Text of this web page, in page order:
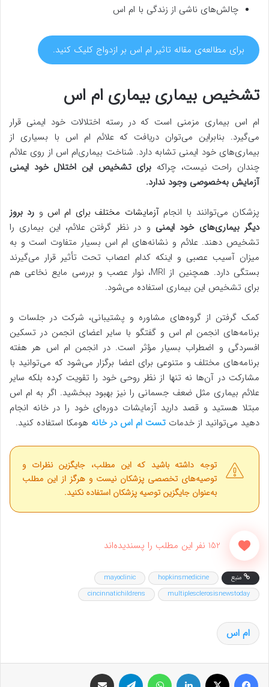
چالش‌های ناشی از زندگی با ام اس
برای مطالعه‌ی مقاله تاثیر ام اس بر ازدواج کلیک کنید.
تشخیص بیماری بیماری ام اس
ام اس بیماری مزمنی است که در رسته اختلالات خود ایمنی قرار
می‌گیرد. بنابراین می‌توان دریافت که علائم ام اس با بسیاری از
بیماری‌های خود ایمنی تشابه دارد. شناخت بیماری‌ام اس از روی علائم
چندان راحت نیست، چراکه برای تشخیص این اختلال خود ایمنی
آزمایش به‌خصوصی وجود ندارد.
پزشکان می‌توانند با انجامآزمایشات مختلف برای ام اس و رد بروز
دیگر بیماری‌های خود ایمنی و در نظر گرفتن علائم، این بیماری را
تشخیص دهند. علائم و نشانه‌های ام اس بسیار متفاوت است و به
میزان آسیب عصبی و اینکه کدام اعصاب تحت تأثیر قرار می‌گیرند
بستگی دارد. همچنین از MRI، نوار عصب و بررسی مایع نخاعی هم
برای تشخیص این بیماری استفاده می‌شود.
کمک گرفتن از گروه‌های مشاوره و پشتیبانی، شرکت در جلسات و
برنامه‌های انجمن ام اس و گفتگو با سایر اعضای انجمن در تسکین
افسردگی و اضطراب بسیار مؤثر است. در انجمن ام اس هر هفته
برنامه‌های مختلف و متنوعی برای اعضا برگزار می‌شود که می‌توانید با
مشارکت در آن‌ها نه تنها از نظر روحی خود را تقویت کرده بلکه سایر
علائم بیماری مثل ضعف جسمانی را نیز بهبود ببخشید. اگر به ام اس
مبتلا هستید و قصد دارید آزمایشات دوره‌ای خود را در خانه انجام
دهید می‌توانید از خدمات تست ام اس در خانه هومکا استفاده کنید.
توجه داشته باشید که این مطلب، جایگزین نظرات و
توصیه‌های تخصصی پزشکان نیست و هرگز از این مطلب
به‌عنوان جایگزین توصیه پزشکان استفاده نکنید.
152 نفر این مطلب را پسندیده‌اند
منبع hopkinsmedicine
mayoclinic
multiplesclerosisnewstoday
cincinnatichildrens
ام اس